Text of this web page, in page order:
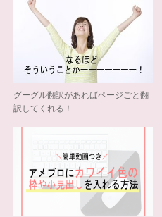
グーグル翻訳があればページごと翻
訳してくれる！